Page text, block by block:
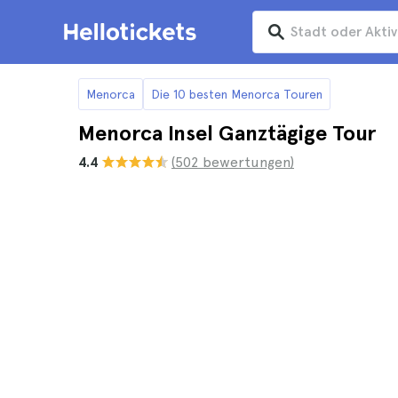
Menorca Die 10 besten Menorca Touren
Menorca Insel Ganztägige Tour
4.4 (502 bewertungen)